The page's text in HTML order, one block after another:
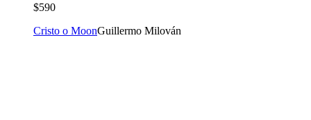
$590
Cristo o MoonGuillermo Milován